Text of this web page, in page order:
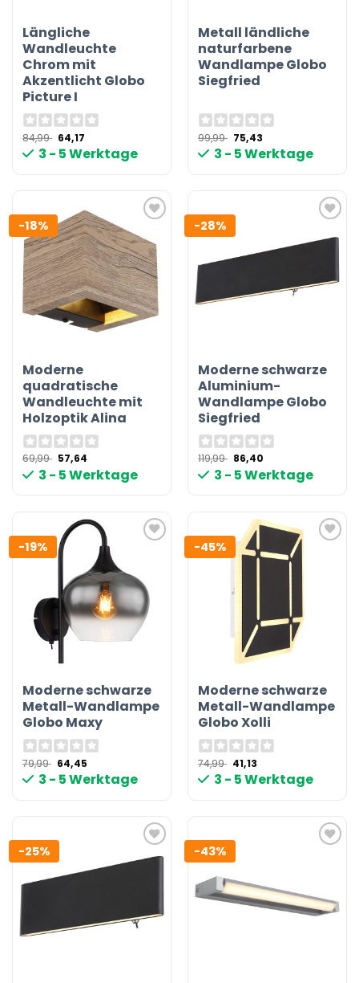
Längliche
Wandleuchte
Chrom mit
Akzentlicht Globo
Picture I
84,99 Ursprünglicher
Preis
war:
64,17
Preis
ist:
3 - 5 Werktage
Metall ländliche
naturfarbene
Wandlampe Globo
Siegfried
99,99 Ursprünglicher
Preis
war:
75,43
Preis
ist:
75,43 €.
3 - 5 Werktage
-18%
Moderne
quadratische
Wandleuchte mit
Holzoptik Alina
69,99 Ursprünglicher
Preis
war:
57,64
Preis
ist:
57,64 €.
3 - 5 Werktage
-28%
Moderne schwarze
Aluminium-
Wandlampe Globo
Siegfried
119,99 Ursprünglicher
Preis
war:
86,40
Preis
ist:
86,40 €.
3 - 5 Werktage
-19%
Moderne schwarze
Metall-Wandlampe
Globo Maxy
79,99 Ursprünglicher
Preis
war:
64,45
Preis
ist:
64,45 €.
3 - 5 Werktage
-45%
Moderne schwarze
Metall-Wandlampe
Globo Xolli
74,99 Ursprünglicher
Preis
war:
41,13
Preis
ist:
3 - 5 Werktage
-25% -43%